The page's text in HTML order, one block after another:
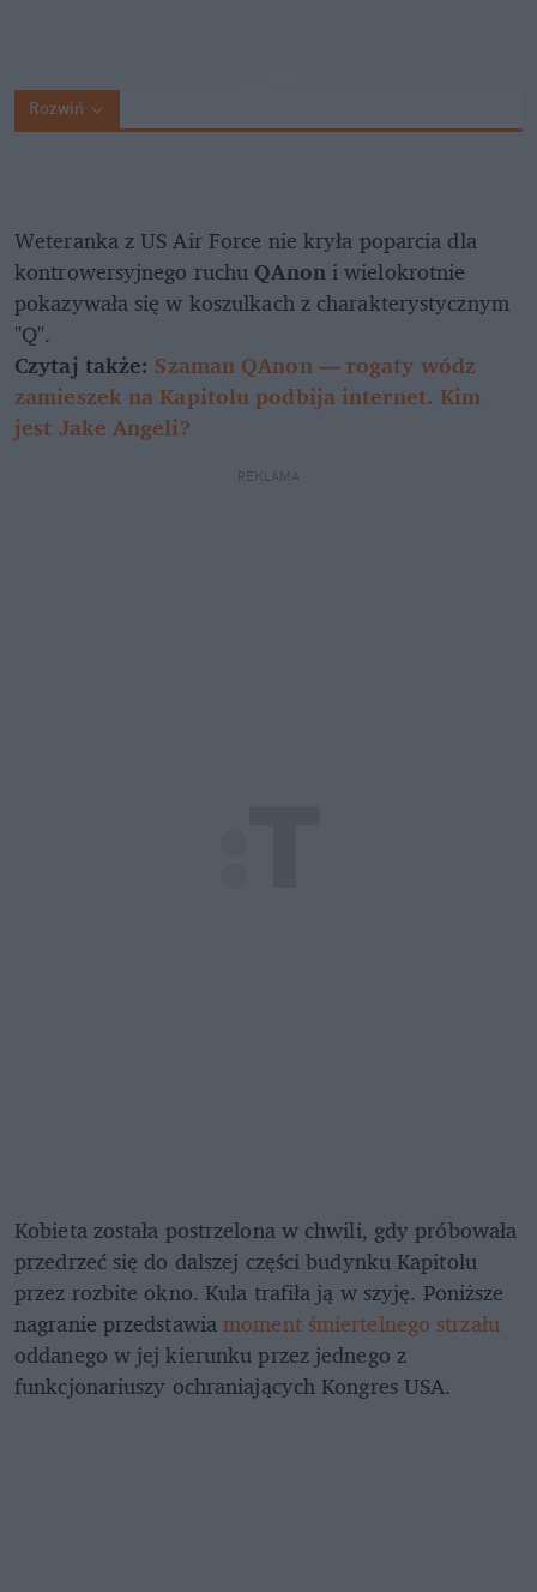
Rozwiń
Weteranka z US Air Force nie kryła poparcia dla
kontrowersyjnego ruchu QAnoni wielokrotnie
pokazywała się w koszulkach z charakterystycznym
"Q".
Czytaj także: Szaman QAnon — rogaty wódz
zamieszek na Kapitolu podbija internet. Kim
jest Jake Angeli?
REKLAMA
Kobieta została postrzelona w chwili, gdy próbowała
przedrzeć się do dalszej części budynku Kapitolu
przez rozbite okno. Kula trafiła ją w szyję. Poniższe
nagranie przedstawiamoment śmiertelnego strzału
oddanego w jej kierunku przez jednego z
funkcjonariuszy ochraniających Kongres USA.